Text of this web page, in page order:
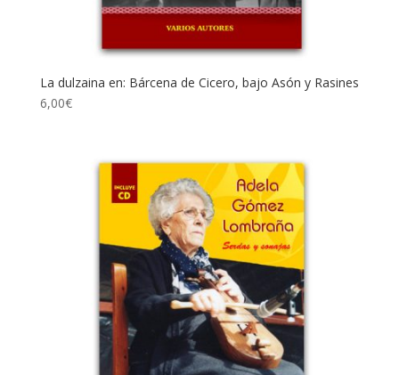
La dulzaina en: Bárcena de Cicero, bajo Asón y Rasines
6,00€